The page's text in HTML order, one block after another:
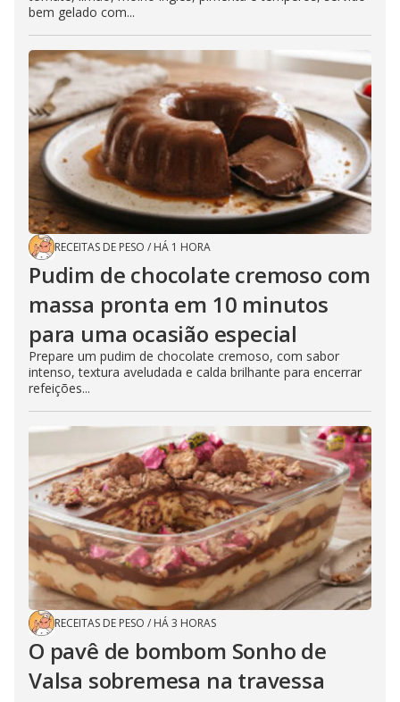
bem gelado com...
RECEITAS DE PESO / HÁ 1 HORA
Pudim de chocolate cremoso com
massa pronta em 10 minutos
para uma ocasião especial
Prepare um pudim de chocolate cremoso, com sabor
intenso, textura aveludada e calda brilhante para encerrar
refeições...
RECEITAS DE PESO / HÁ 3 HORAS
O pavê de bombom Sonho de
Valsa sobremesa na travessa